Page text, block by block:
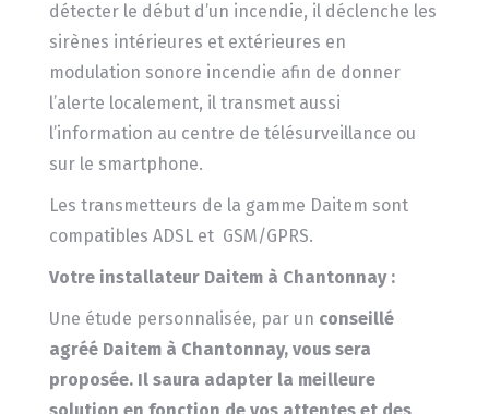
détecter le début d’un incendie, il déclenche les
sirènes intérieures et extérieures en
modulation sonore incendie afin de donner
l’alerte localement, il transmet aussi
l’information au centre de télésurveillance ou
sur le smartphone.
Les transmetteurs de la gamme Daitem sont
compatibles ADSL et GSM/GPRS.
Votre installateur Daitem à Chantonnay :
Une étude personnalisée, par un conseillé
agréé Daitem à Chantonnay, vous sera
proposée. Il saura adapter la meilleure
solution en fonction de vos attentes et des